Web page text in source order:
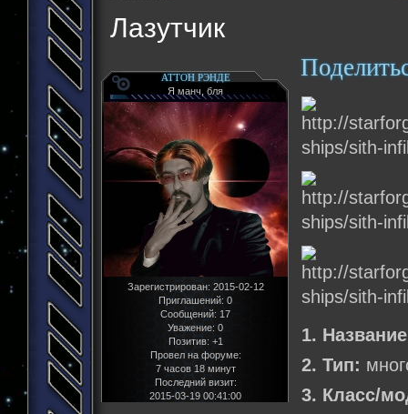
Лазутчик
АТТОН РЭНДЕ
Я манч, бля
Зарегистрирован: 2015-02-12
Приглашений: 0
Сообщений: 17
Уважение: 0
Позитив: +1
Провел на форуме:
7 часов 18 минут
Последний визит:
2015-03-19 00:41:00
1.
2. Тип:
3. Класс/